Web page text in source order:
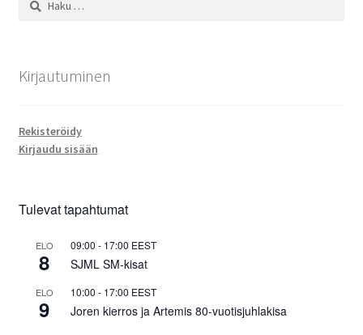
Kirjautuminen
Rekisteröidy
Kirjaudu sisään
Tulevat tapahtumat
ELO
8
09:00 - 17:00 EEST
SJML SM-kisat
ELO
9
10:00 - 17:00 EEST
Joren kierros ja Artemis 80-vuotisjuhlakisa